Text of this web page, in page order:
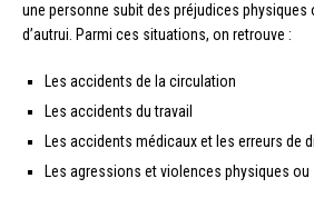
une personne subit des préjudices
d’autrui. Parmi ces situations, on retrouve :
Les accidents de la circulation
Les accidents du travail
Les accidents médicaux et les erreurs de
Les agressions et violences physiques ou